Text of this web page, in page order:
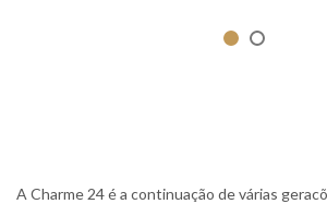
A Charme 24 é a continuação de várias